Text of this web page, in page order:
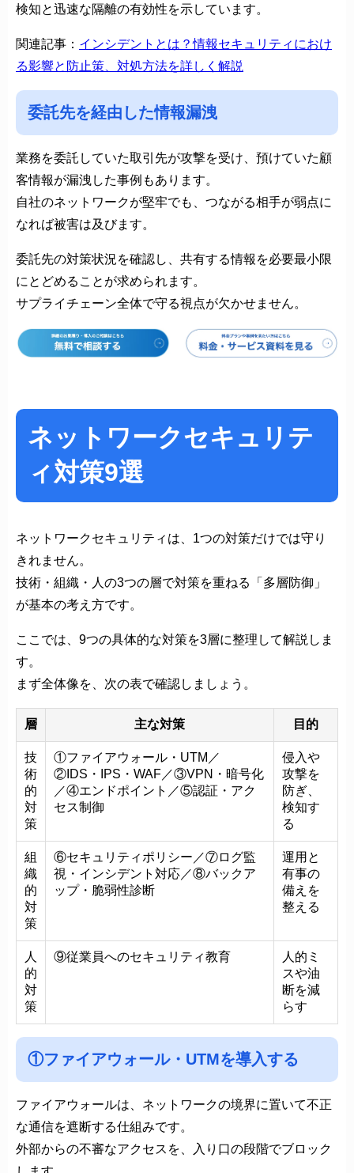
検知と迅速な隔離の有効性を示しています。
関連記事： インシデントとは？情報セキュリティにおけ
る影響と防止策、対処方法を詳しく解説
委託先を経由した情報漏洩
業務を委託していた取引先が攻撃を受け、預けていた顧
客情報が漏洩した事例もあります。
自社のネットワークが堅牢でも、つながる相手が弱点に
なれば被害は及びます。
委託先の対策状況を確認し、共有する情報を必要最小限
にとどめることが求められます。
サプライチェーン全体で守る視点が欠かせません。
ネットワークセキュリテ
ィ対策9選
ネットワークセキュリティは、1つの対策だけでは守り
きれません。
技術・組織・人の3つの層で対策を重ねる「多層防御」
が基本の考え方です。
ここでは、9つの具体的な対策を3層に整理して解説しま
す。
まず全体像を、次の表で確認しましょう。
層 主な対策 目的
技
術
的
対
策
①ファイアウォール・UTM／
②IDS・IPS・WAF／③VPN・暗号化
／④エンドポイント／⑤認証・アク
セス制御
侵入や
攻撃を
防ぎ、
検知す
る
組
織
的
対
策
⑥セキュリティポリシー／⑦ログ監
視・インシデント対応／⑧バックア
ップ・脆弱性診断
運用と
有事の
備えを
整える
人
的
対
策
⑨従業員へのセキュリティ教育
人的ミ
スや油
断を減
らす
①ファイアウォール・UTMを導入する
ファイアウォールは、ネットワークの境界に置いて不正
な通信を遮断する仕組みです。
外部からの不審なアクセスを、入り口の段階でブロック